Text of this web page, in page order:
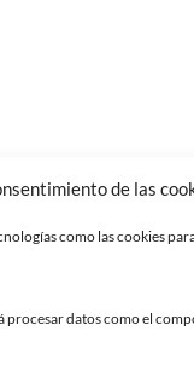
de las
como las cookies
datos como el